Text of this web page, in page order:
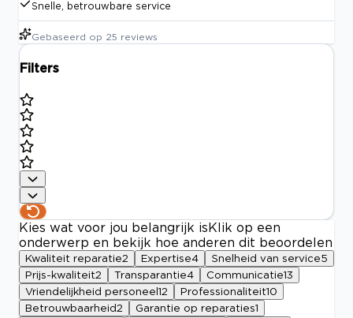
Snelle, betrouwbare service
Gebaseerd op 25 reviews
Filters
Kies wat voor jou belangrijk is Klik op een
onderwerp en bekijk hoe anderen dit beoordelen
Kwaliteit reparatie2 Expertise4 Snelheid van service5
Prijs-kwaliteit2 Transparantie4 Communicatie13
Vriendelijkheid personeel 12 Professionaliteit10
Betrouwbaarheid2 Garantie op reparaties1